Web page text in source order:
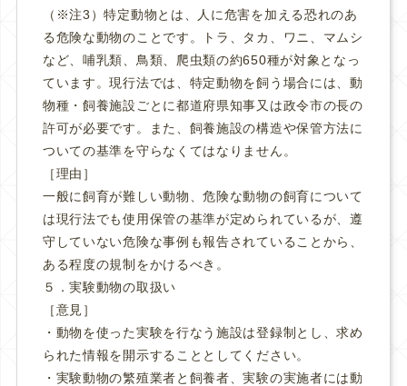
（※注3）特定動物とは、人に危害を加える恐れのあ
る危険な動物のことです。トラ、タカ、ワニ、マムシ
など、哺乳類、鳥類、爬虫類の約650種が対象となっ
ています。現行法では、特定動物を飼う場合には、動
物種・飼養施設ごとに都道府県知事又は政令市の長の
許可が必要です。また、飼養施設の構造や保管方法に
ついての基準を守らなくてはなりません。
［理由］
一般に飼育が難しい動物、危険な動物の飼育について
は現行法でも使用保管の基準が定められているが、遵
守していない危険な事例も報告されていることから、
ある程度の規制をかけるべき。
５．実験動物の取扱い
［意見］
・動物を使った実験を行なう施設は登録制とし、求め
られた情報を開示することとしてください。
・実験動物の繁殖業者と飼養者、実験の実施者には動